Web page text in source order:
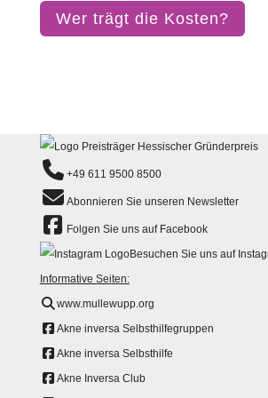
Wer trägt die Kosten?
+49 611 9500 8500
Abonnieren Sie unseren Newsletter
Folgen Sie uns auf Facebook
Besuchen Sie uns auf
Informative Seiten:
www.mullewupp.org
Akne inversa Selbsthilfegruppen
Akne inversa Selbsthilfe
Akne Inversa Club